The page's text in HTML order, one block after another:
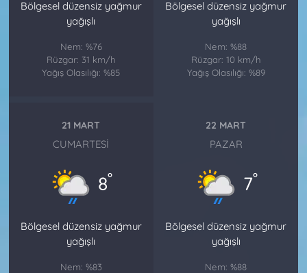
Bölgesel düzensiz yağmur
yağışlı
Nem: %76
Rüzgar: 31 km/h
Yağış Olasılığı: %85
Bölgesel düzensiz yağmur
yağışlı
Nem: %88
Rüzgar: 10 km/h
Yağış Olasılığı: %89
21 MART
CUMARTESI
8°
Bölgesel düzensiz yağmur
yağışlı
Nem: %83
22 MART
PAZAR
7°
Bölgesel düzensiz yağmur
yağışlı
Nem: %88